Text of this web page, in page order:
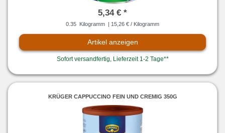
5,34 € *
0.35 Kilogramm | 15,26 € / Kilogramm
Artikel anzeigen
Sofort versandfertig, Lieferzeit 1-2 Tage**
KRÜGER CAPPUCCINO FEIN UND CREMIG 350G